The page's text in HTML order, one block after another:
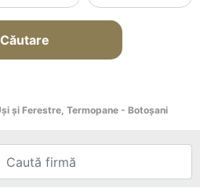
Căutare
și Ferestre, Termopane - Botoşani